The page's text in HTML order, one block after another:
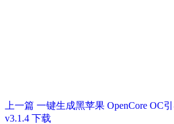
上一篇 一键生成黑苹果 OpenCore OC
v3.1.4 下载